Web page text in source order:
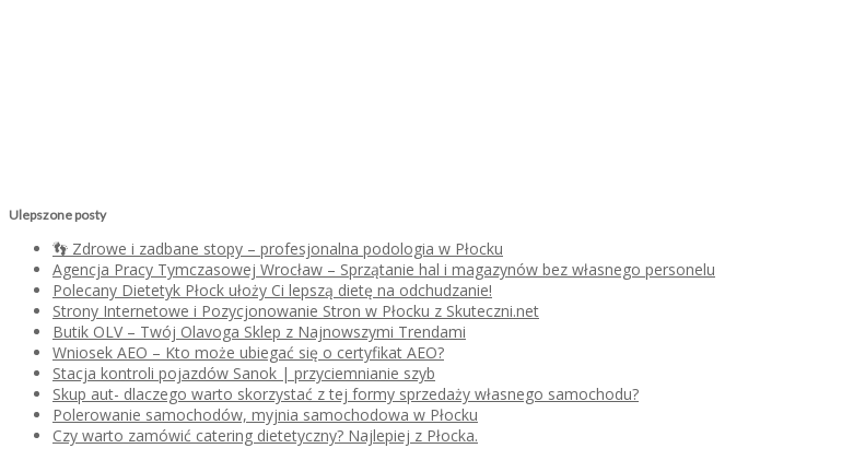
Ulepszone posty
👣 Zdrowe i zadbane stopy – profesjonalna podologia w Płocku
Agencja Pracy Tymczasowej Wrocław – Sprzątanie hal i magazynów bez własnego personelu
Polecany Dietetyk Płock ułoży Ci lepszą dietę na odchudzanie!
Strony Internetowe i Pozycjonowanie Stron w Płocku z Skuteczni.net
Butik OLV – Twój Olavoga Sklep z Najnowszymi Trendami
Wniosek AEO – Kto może ubiegać się o certyfikat AEO?
Stacja kontroli pojazdów Sanok | przyciemnianie szyb
Skup aut- dlaczego warto skorzystać z tej formy sprzedaży własnego samochodu?
Polerowanie samochodów, myjnia samochodowa w Płocku
Czy warto zamówić catering dietetyczny? Najlepiej z Płocka.